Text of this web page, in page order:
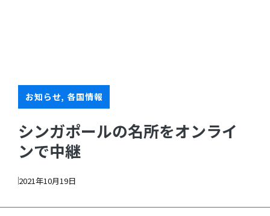
お知らせ, 各国情報
シンガポールの名所をオンライ
ンで中継
2021年10月19日